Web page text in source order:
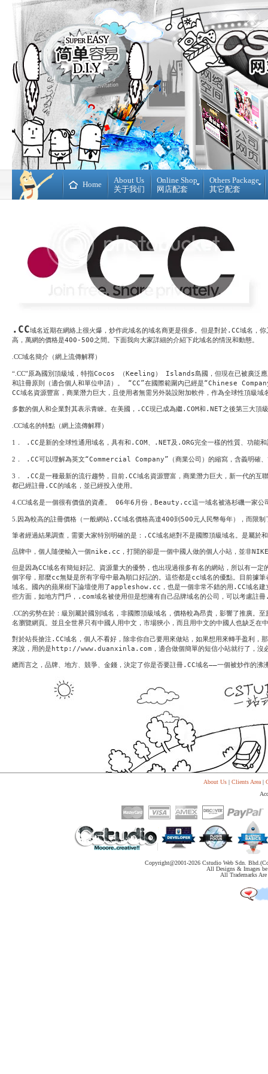
Home
About Us
关于我们
Online Shop
网店配套
网
店
Custom
Made
高
CMS
Web
能
网
店
FBSTORE
爆
单
系
统
Decoration
板
美
化
计
Others Package
其它配套
网
贷
款
系
Investment
投
Cash
System
金
Auction
卖
专
业
代
购
统
Static
Webpage
网
页
设
计
.CC域名近期在網絡上很火爆，炒作此域名的域名商更是很多。但是對於.CC域名，你
高，萬網的價格是400-500之間。下面我向大家詳細的介紹下此域名的情況和動態。
.CC域名簡介（網上流傳解釋）
“.CC”原為國別頂級域，特指Cocos （Keeling ） Islands島國，但現在已被廣泛
和註冊原則（適合個人和單位申請）。 “CC”在國際範圍內已經是“Chinese
CC域名資源豐富，商業潛力巨大，且使用者無需另外裝設附加軟件，作為全球性頂級
多數的個人和企業對其表示青睞。在美國， .CC現已成為繼.COM和 .NET之後第三大頂
.CC域名的特點（網上流傳解釋）
1 ． .CC是新的全球性通用域名，具有和 .COM、 .NET及 .ORG完全一樣的性質、功能
2 ． .CC可以理解為英文“Commercial Company” （商業公司）的縮寫，含義明確
3 ． .CC是一種最新的流行趨勢，目前.CC域名資源豐富，商業潛力巨大，新一代的互
都已經註冊.CC的域名，並已經投入使用。
4.CC域名是一個很有價值的資產。 06年6 月份， Beauty.cc這一域名被洛杉磯一家公
5. 因為較高的註冊價格（一般網站.CC域名價格高達400到500元人民幣每年），而限制
筆者經過結果調查，需要大家特別明確的是： .CC域名絕對不是國際頂級域名。是屬於和
品牌中，個人隨便輸入一個nike.cc ，打開的卻是一個中國人做的個人小站，並非NIKE
但是因為CC域名有簡短好記、資源量大的優勢，也出現過很多有名的網站，所以有一
個字母，那麼cc無疑是所有字母中最為順口好記的。這些都是cc域名的優點。目前據
域名。國內的蘋果樹下論壇使用了appleshow.cc ，也是一個非常不錯的用 .CC域名建
些方面，如地方門戶， .com域名被使用但是想擁有自己品牌域名的公司，可以考慮註冊
.CC的劣勢在於：級別屬於國別域名，非國際頂級域名，價格較為昂貴，影響了推廣。至
名瀏覽網頁。並且全世界只有中國人用中文，市場狹小，而且用中文的中國人也缺乏在
對於站長搶注.CC域名，個人不看好，除非你自己要用來做站，如果想用來轉手盈利，
來說，用的是 http://www.duanxinla.com ，適合做個簡單的短信小站就行了，沒
總而言之，品牌、地方、競爭、金錢，決定了你是否要註冊.CC域名——一個被炒作的沸
About Us| Clients Area|
Copyright@2001-2026 Cstudio Web Sdn.
All Designs & Images
All Trademarks